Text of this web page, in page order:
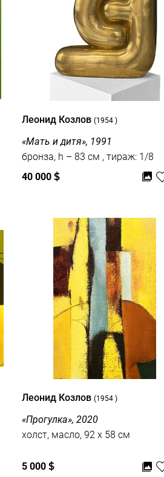
Леонид Козлов(1954 )
«Мать и дитя», 1991
бронза, h – 83 см , тираж: 1/8
40 000$
Леонид Козлов(1954 )
«Прогулка», 2020
холст, масло, 92 x 58 см
5 000$